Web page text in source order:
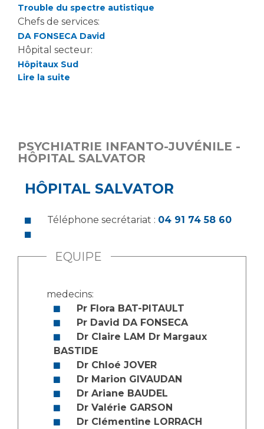
Salon des familles
Transports sanitaires
Vos droits, vos devoirs
Handicap
Accueil sourds et malentendants
Charte Romain Jacob
Mouvement Parcours Handicap 13
Activité physique
Médecine nucléaire
Maladies rares
Maternité Hôpital Nord
Les structures de recherche
Écoles et Instituts de Formation
Réseaux de soins
Médicale
Radiologie / Imagerie
Les pôles d'activité médicale
Adresser un examen au Laboratoire d'Infectiologie
Centres de référence Maladies Rares
Plateforme d'Expertise Maladies Rares
Presse / Multimédia
Communiqués de presse
Dossiers de presse
Trouble du spectre autistique
Chefs de services:
DA FONSECA David
Hôpital secteur:
Hôpitaux Sud
Lire la suite
PSYCHIATRIE INFANTO-JUVÉNILE -
HÔPITAL SALVATOR
HÔPITAL SALVATOR
Téléphone secrétariat : 04 91 74 58 60
EQUIPE
medecins:
Pr Flora BAT-PITAULT
Pr David DA FONSECA
BASTIDE
Dr Chloé JOVER
Dr Marion GIVAUDAN
Dr Ariane BAUDEL
Dr Valérie GARSON
Dr Clémentine LORRACH